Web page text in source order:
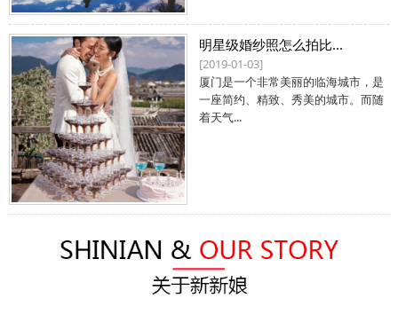
明星级婚纱照怎么拍比...
[2019-01-03]
厦门是一个非常美丽的临海城市，是
一座简约、精致、秀美的城市。而随
着天气...